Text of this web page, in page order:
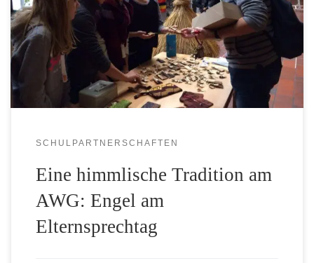
250 Euro am Elternsprechtag mit dem Verkauf der kleinen
Engel aus Uganda einnehmen können – und die 7er haben
es tatsächlich geschafft, wenn auch nur ganz knapp: 253
Euro können auf das […]
SCHULPARTNERSCHAFTEN
Eine himmlische Tradition am
AWG: Engel am
Elternsprechtag